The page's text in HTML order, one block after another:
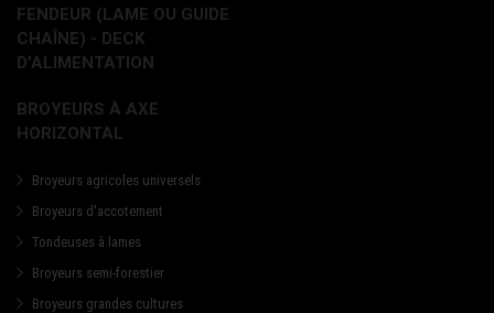
FENDEUR (LAME OU GUIDE
CHAÎNE) - DECK
D'ALIMENTATION
BROYEURS À AXE
HORIZONTAL
Broyeurs agricoles universels
Broyeurs d'accotement
Tondeuses à lames
Broyeurs semi-forestier
Broyeurs grandes cultures